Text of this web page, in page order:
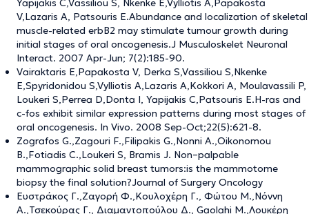
Yapijakis C,Vassiliou S, Nkenke E,Vylliotis A,Papakosta
V,Lazaris A, Patsouris E.Abundance and localization of skeletal
muscle-related erbB2 may stimulate tumour growth during
initial stages of oral oncogenesis.J Musculoskelet Neuronal
Interact. 2007 Apr-Jun; 7(2):185-90.
Vairaktaris E,Papakosta V, Derka S,Vassiliou S,Nkenke
E,Spyridonidou S,Vylliotis A,Lazaris A,Kokkori A, Moulavassili P,
Loukeri S,Perrea D,Donta I, Yapijakis C,Patsouris E.H-ras and
c-fos exhibit similar expression patterns during most stages of
oral oncogenesis. In Vivo. 2008 Sep-Oct;22(5):621-8.
Zografos G.,Zagouri F.,Filipakis G.,Nonni A.,Oikonomou
B.,Fotiadis C.,Loukeri S, Bramis J. Non–palpable
mammographic solid breast tumors:is the mammotome
biopsy the final solution?Journal of Surgery Oncology
Ευστράκος Γ.,Ζαγορή Φ.,Κουλοχέρη Γ., Φώτου Μ.,Νόννη
Α.,Τσεκούρας Γ., Διαμαντοπούλου Δ., Gaolahi M.,Λουκέρη